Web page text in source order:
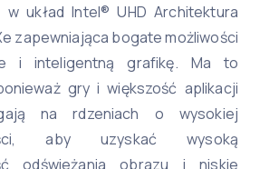
w układ Intel® UHD Architektura
zapewniająca bogate możliwości
i inteligentną grafikę. Ma to
gry i większość aplikacji
na rdzeniach o wysokiej
aby uzyskać wysoką
odświeżania obrazu i niskie